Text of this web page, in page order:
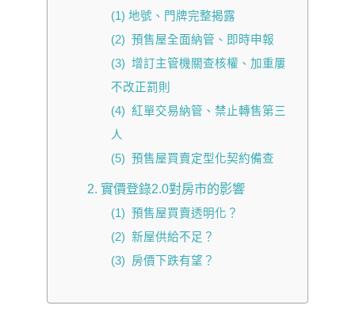
(1) 地號、門牌完整揭露
(2) 預售屋全面納管、即時申報
(3) 增訂主管機關查核權、加重屢
不改正罰則
(4) 紅單交易納管、禁止轉售第三
人
(5) 預售屋買賣定型化契約備查
2. 實價登錄2.0對房市的影響
(1) 預售屋買賣透明化？
(2) 新屋供給不足？
(3) 房價下跌有望？